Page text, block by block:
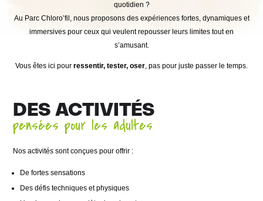
quotidien ?
Au Parc Chloro’fil, nous proposons des expériences fortes, dynamiques et
immersives pour ceux qui veulent repousser leurs limites tout en
s’amusant.
Vous êtes ici pour ressentir, tester, oser, pas pour juste passer le temps.
DES ACTIVITÉS
pensées pour les adultes
Nos activités sont conçues pour offrir :
De fortes sensations
Des défis techniques et physiques